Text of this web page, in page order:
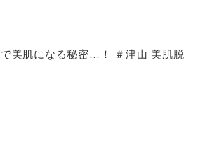
料カウンセリング予約
美肌になる秘密…！ ＃津山 美肌脱